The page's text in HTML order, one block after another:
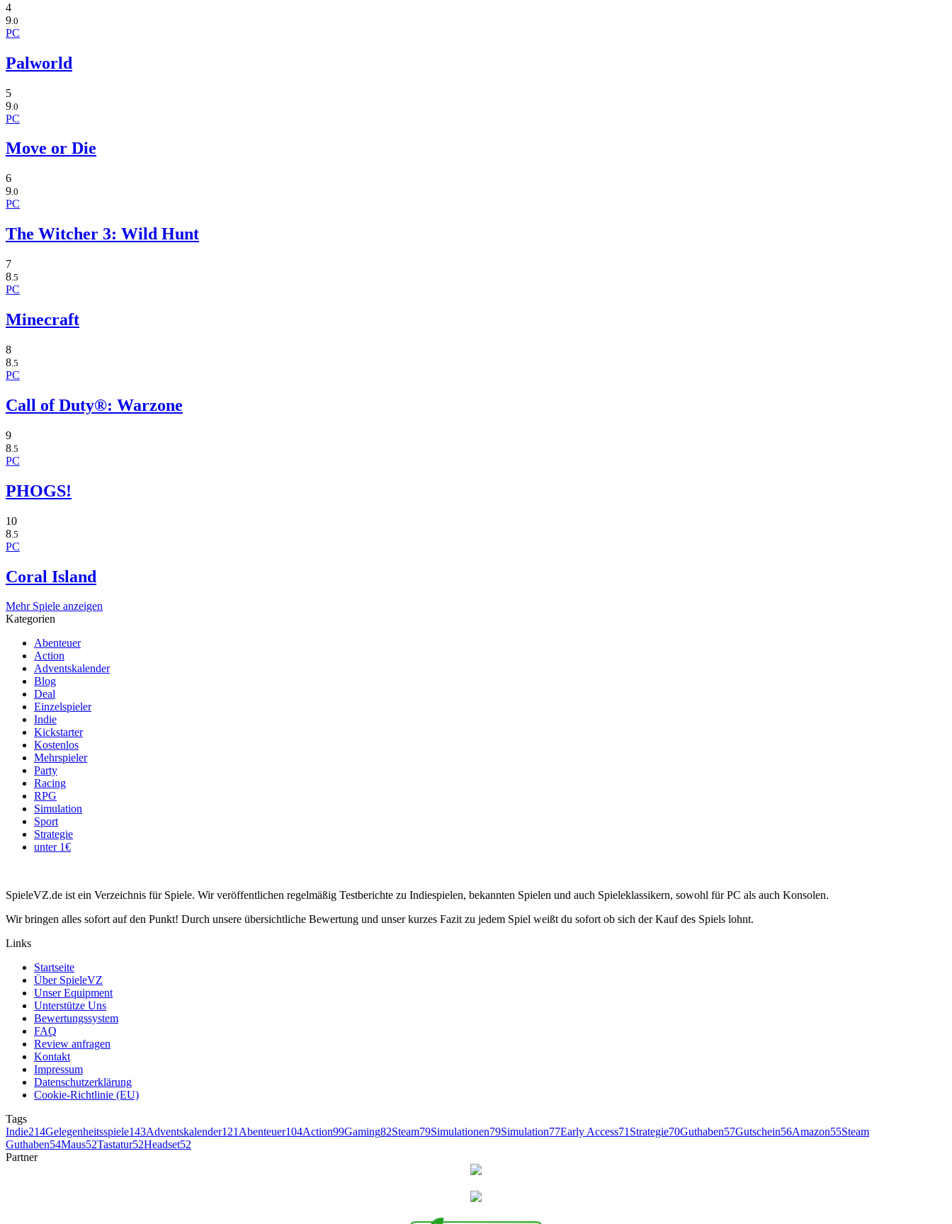
4
9 .0
PC
Palworld
5
9 .0
PC
Move or Die
6
9.0
PC
The Witcher 3: Wild Hunt
7
8.5
PC
Minecraft
8
8.5
PC
Call of Duty®: Warzone
9
8 .5
PC
PHOGS!
10
8 .5
PC
Coral Island
Mehr Spiele anzeigen
Kategorien
Abenteuer
Action
Adventskalender
Blog
Deal
Einzelspieler
Indie
Kickstarter
Kostenlos
Mehrspieler
Party
Racing
RPG
Simulation
Sport
Strategie
unter 1€
SpieleVZ.de ist ein Verzeichnis für Spiele. Wir veröffentlichen regelmäßig Testberichte zu Indiespielen, bekannten Spielen und auch Spieleklassikern, sowohl für PC als auch Konsolen.
Wir bringen alles sofort auf den Punkt! Durch unsere übersichtliche Bewertung und unser kurzes Fazit zu jedem Spiel weißt du sofort ob sich der Kauf des Spiels lohnt.
Links
Startseite
Über SpieleVZ
Unser Equipment
Unterstütze Uns
Bewertungssystem
FAQ
Review anfragen
Kontakt
Impressum
Datenschutzerklärung
Cookie-Richtlinie (EU)
Tags
Indie214Gelegenheitsspiele143Adventskalender121Abenteuer104Action99Gaming82Steam79Simulationen79Simulation77Early Access71Strategie70Guthaben57Gutschein56Amazon55Steam
Guthaben54Maus52Tastatur52Headset52
Partner